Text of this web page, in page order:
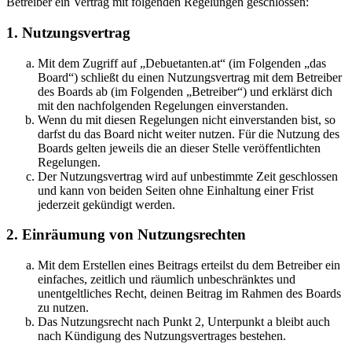
1. Nutzungsvertrag
Mit dem Zugriff auf „Debuetanten.at“ (im Folgenden „das
Board“) schließt du einen Nutzungsvertrag mit dem Betreiber
des Boards ab (im Folgenden „Betreiber“) und erklärst dich
mit den nachfolgenden Regelungen einverstanden.
Wenn du mit diesen Regelungen nicht einverstanden bist, so
darfst du das Board nicht weiter nutzen. Für die Nutzung des
Boards gelten jeweils die an dieser Stelle veröffentlichten
Regelungen.
Der Nutzungsvertrag wird auf unbestimmte Zeit geschlossen
und kann von beiden Seiten ohne Einhaltung einer Frist
jederzeit gekündigt werden.
2. Einräumung von Nutzungsrechten
Mit dem Erstellen eines Beitrags erteilst du dem Betreiber ein
einfaches, zeitlich und räumlich unbeschränktes und
unentgeltliches Recht, deinen Beitrag im Rahmen des Boards
zu nutzen.
Das Nutzungsrecht nach Punkt 2, Unterpunkt a bleibt auch
nach Kündigung des Nutzungsvertrages bestehen.